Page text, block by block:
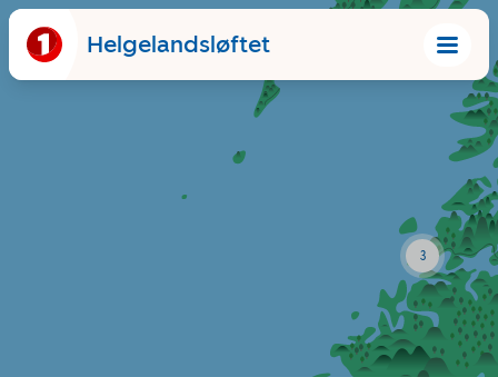
Helgelandsløftet
3